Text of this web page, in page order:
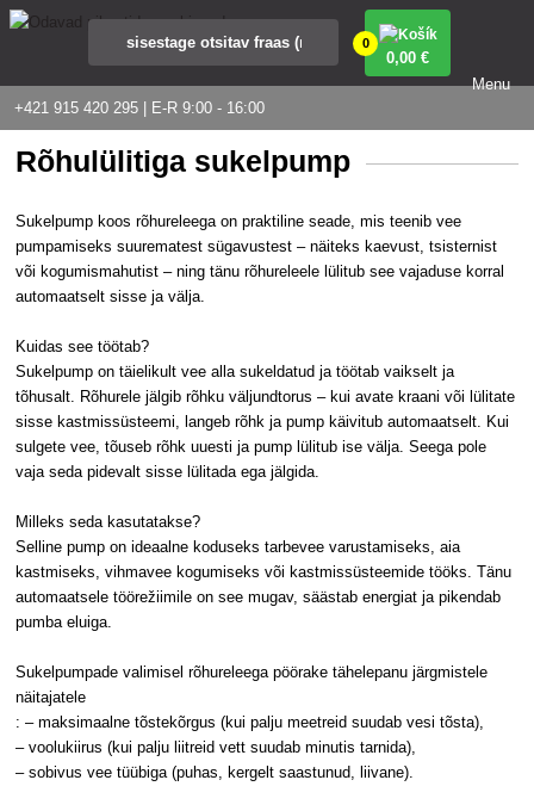
+421 915 420 295 | E-R 9:00 - 16:00
0
0,00 €
Menu
Rõhulülitiga sukelpump
Sukelpump koos rõhureleega on praktiline seade, mis teenib vee
pumpamiseks suurematest sügavustest – näiteks kaevust, tsisternist
või kogumismahutist – ning tänu rõhureleele lülitub see vajaduse korral
automaatselt sisse ja välja.
Kuidas see töötab?
Sukelpump on täielikult vee alla sukeldatud ja töötab vaikselt ja
tõhusalt. Rõhurele jälgib rõhku väljundtorus – kui avate kraani või lülitate
sisse kastmissüsteemi, langeb rõhk ja pump käivitub automaatselt. Kui
sulgete vee, tõuseb rõhk uuesti ja pump lülitub ise välja. Seega pole
vaja seda pidevalt sisse lülitada ega jälgida.
Milleks seda kasutatakse?
Selline pump on ideaalne koduseks tarbevee varustamiseks, aia
kastmiseks, vihmavee kogumiseks või kastmissüsteemide tööks. Tänu
automaatsele töörežiimile on see mugav, säästab energiat ja pikendab
pumba eluiga.
Sukelpumpade valimisel rõhureleega pöörake tähelepanu järgmistele
näitajatele
: – maksimaalne tõstekõrgus (kui palju meetreid suudab vesi tõsta),
– voolukiirus (kui palju liitreid vett suudab minutis tarnida),
– sobivus vee tüübiga (puhas, kergelt saastunud, liivane).